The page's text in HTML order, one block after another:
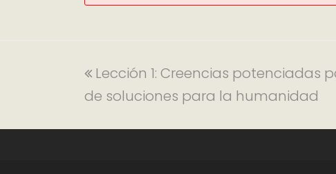
Lección 1: Creencias potenciadas
de soluciones para la humanidad